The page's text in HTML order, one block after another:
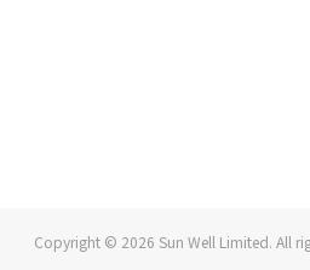
Copyright © 2026 Sun Well Limited. All